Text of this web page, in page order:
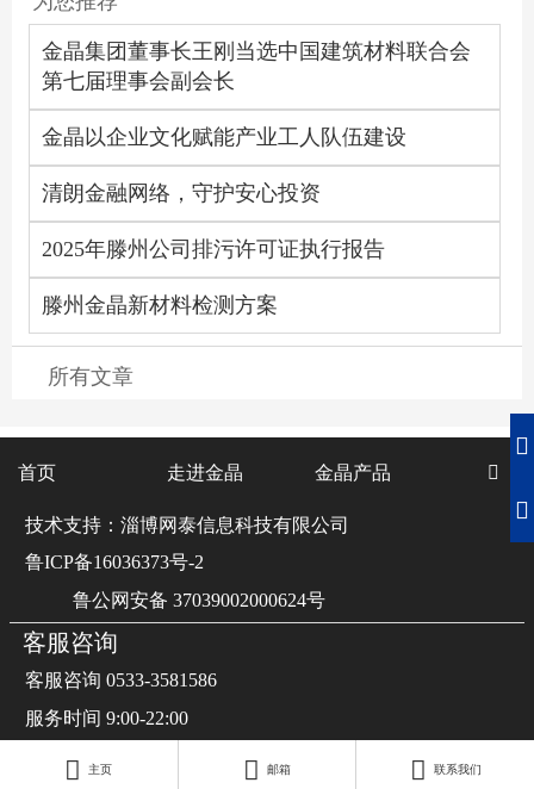
金晶集团董事长王刚当选中国建筑材料联合会
第七届理事会副会长
金晶以企业文化赋能产业工人队伍建设
清朗金融网络，守护安心投资
2025年滕州公司排污许可证执行报告
滕州金晶新材料检测方案
所有文章
首页 走进金晶 金晶产品 
技术支持：淄博网泰信息科技有限公司
鲁ICP备16036373号-2
鲁公网安备 37039002000624号
客服咨询
客服咨询 0533-3581586
服务时间 9:00-22:00
  
 主页  邮箱  联系我们

